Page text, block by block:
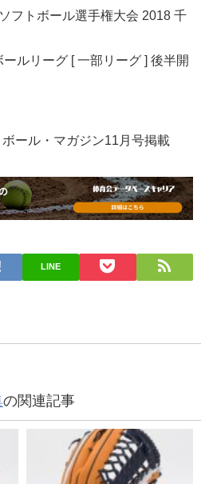
フトボール選手権大会 2018 千
ルリーグ [ 一部リーグ ] 後半開
ール・マガジン11月号掲載
LINE
の関連記事